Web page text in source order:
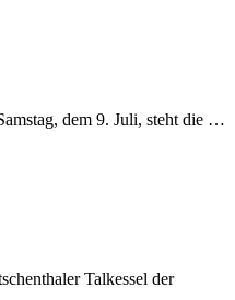
dem 9. Juli, steht die …
Talkessel der